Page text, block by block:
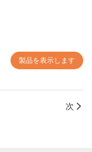
製品を表示します
次